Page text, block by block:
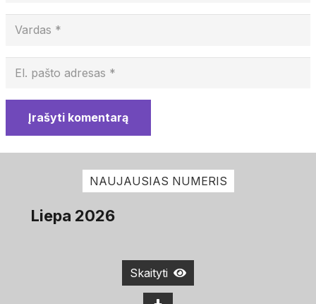
Įrašyti komentarą
NAUJAUSIAS NUMERIS
Liepa 2026
Skaityti